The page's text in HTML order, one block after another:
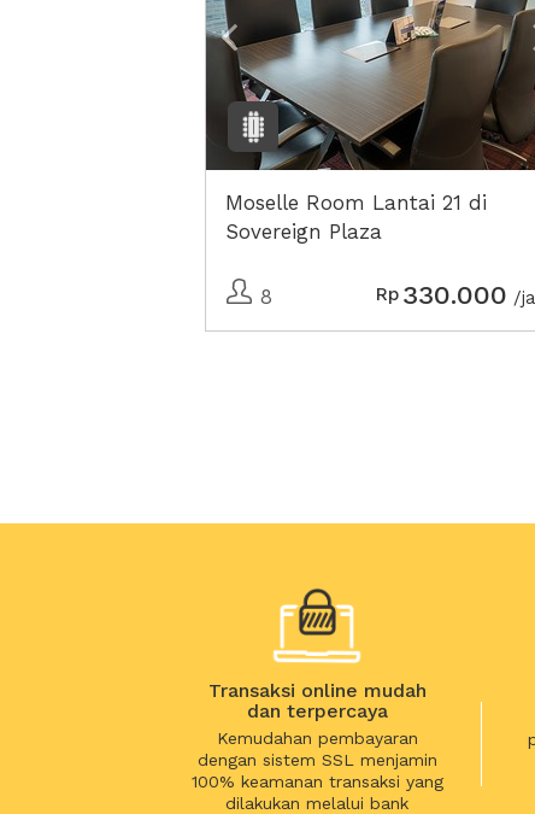
Moselle Room Lantai 21 di
Sovereign Plaza
8 Rp 330.000 /
Transaksi online mudah
dan terpercaya
Kemudahan pembayaran
dengan sistem SSL menjamin
100% keamanan transaksi yang
dilakukan melalui bank